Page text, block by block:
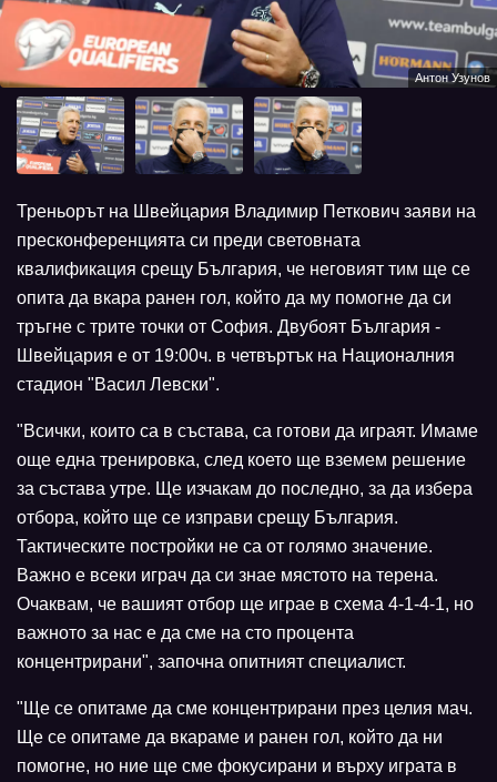
Антон Узунов
Треньорът на Швейцария Владимир Петкович заяви на
пресконференцията си преди световната
квалификация срещу България, че неговият тим ще се
опита да вкара ранен гол, който да му помогне да си
тръгне с трите точки от София. Двубоят България -
Швейцария е от 19:00ч. в четвъртък на Националния
стадион "Васил Левски".
"Всички, които са в състава, са готови да играят. Имаме
още една тренировка, след което ще вземем решение
за състава утре. Ще изчакам до последно, за да избера
отбора, който ще се изправи срещу България.
Тактическите постройки не са от голямо значение.
Важно е всеки играч да си знае мястото на терена.
Очаквам, че вашият отбор ще играе в схема 4-1-4-1, но
важното за нас е да сме на сто процента
концентрирани", започна опитният специалист.
"Ще се опитаме да сме концентрирани през целия мач.
Ще се опитаме да вкараме и ранен гол, който да ни
помогне, но ние ще сме фокусирани и върху играта в